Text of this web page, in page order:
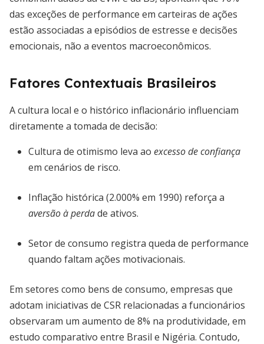
das exceções de performance em carteiras de ações
estão associadas a episódios de estresse e decisões
emocionais, não a eventos macroeconômicos.
Fatores Contextuais Brasileiros
A cultura local e o histórico inflacionário influenciam
diretamente a tomada de decisão:
Cultura de otimismo leva ao excesso de confiança
em cenários de risco.
Inflação histórica (2.000% em 1990) reforça a
aversão à perdade ativos.
Setor de consumo registra queda de performance
quando faltam ações motivacionais.
Em setores como bens de consumo, empresas que
adotam iniciativas de CSR relacionadas a funcionários
observaram um aumento de 8% na produtividade, em
estudo comparativo entre Brasil e Nigéria. Contudo,